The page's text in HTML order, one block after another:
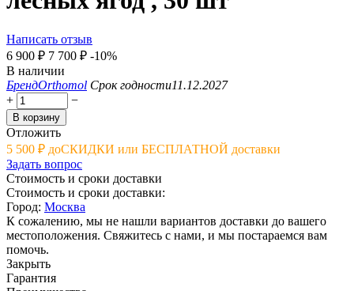
Написать отзыв
6 900 ₽ 7 700 ₽ -10%
В наличии
БрендOrthomol Срок годности11.12.2027
+
−
В корзину
Отложить
5 500 ₽ доСКИДКИ или БЕСПЛАТНОЙ доставки
Задать вопрос
Стоимость и сроки доставки
Стоимость и сроки доставки:
Город: Москва
К сожалению, мы не нашли вариантов доставки до вашего
местоположения. Свяжитесь с нами, и мы постараемся вам
помочь.
Закрыть
Гарантия